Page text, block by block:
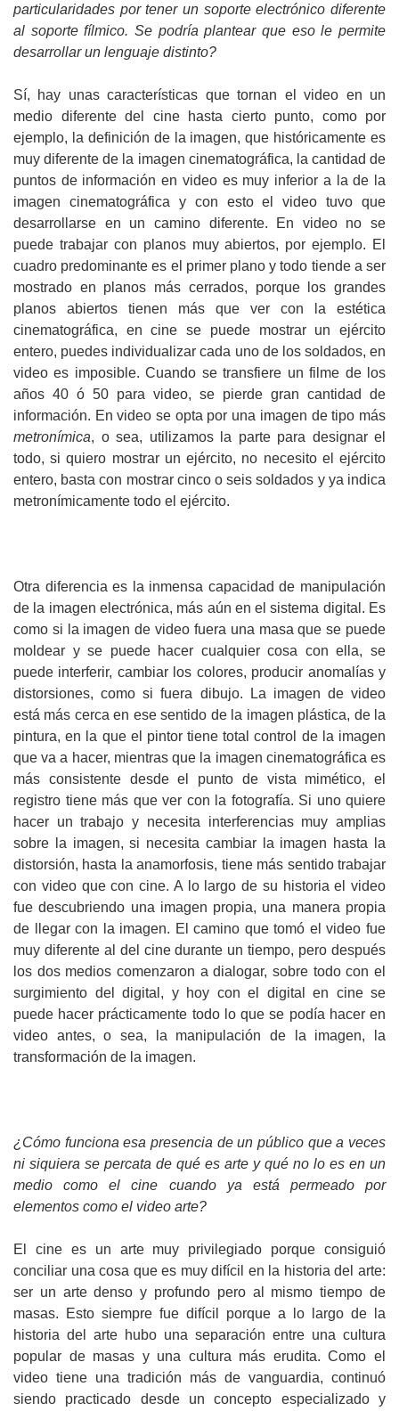
particularidades por tener un soporte electrónico diferente
al soporte fílmico. Se podría plantear que eso le permite
desarrollar un lenguaje distinto?
Sí, hay unas características que tornan el video en un
medio diferente del cine hasta cierto punto, como por
ejemplo, la definición de la imagen, que históricamente es
muy diferente de la imagen cinematográfica, la cantidad de
puntos de información en video es muy inferior a la de la
imagen cinematográfica y con esto el video tuvo que
desarrollarse en un camino diferente. En video no se
puede trabajar con planos muy abiertos, por ejemplo. El
cuadro predominante es el primer plano y todo tiende a ser
mostrado en planos más cerrados, porque los grandes
planos abiertos tienen más que ver con la estética
cinematográfica, en cine se puede mostrar un ejército
entero, puedes individualizar cada uno de los soldados, en
video es imposible. Cuando se transfiere un filme de los
años 40 ó 50 para video, se pierde gran cantidad de
información. En video se opta por una imagen de tipo más
metronímica, o sea, utilizamos la parte para designar el
todo, si quiero mostrar un ejército, no necesito el ejército
entero, basta con mostrar cinco o seis soldados y ya indica
metronímicamente todo el ejército.
Otra diferencia es la inmensa capacidad de manipulación
de la imagen electrónica, más aún en el sistema digital. Es
como si la imagen de video fuera una masa que se puede
moldear y se puede hacer cualquier cosa con ella, se
puede interferir, cambiar los colores, producir anomalías y
distorsiones, como si fuera dibujo. La imagen de video
está más cerca en ese sentido de la imagen plástica, de la
pintura, en la que el pintor tiene total control de la imagen
que va a hacer, mientras que la imagen cinematográfica es
más consistente desde el punto de vista mimético, el
registro tiene más que ver con la fotografía. Si uno quiere
hacer un trabajo y necesita interferencias muy amplias
sobre la imagen, si necesita cambiar la imagen hasta la
distorsión, hasta la anamorfosis, tiene más sentido trabajar
con video que con cine. A lo largo de su historia el video
fue descubriendo una imagen propia, una manera propia
de llegar con la imagen. El camino que tomó el video fue
muy diferente al del cine durante un tiempo, pero después
los dos medios comenzaron a dialogar, sobre todo con el
surgimiento del digital, y hoy con el digital en cine se
puede hacer prácticamente todo lo que se podía hacer en
video antes, o sea, la manipulación de la imagen, la
transformación de la imagen.
¿Cómo funciona esa presencia de un público que a veces
ni siquiera se percata de qué es arte y qué no lo es en un
medio como el cine cuando ya está permeado por
elementos como el video arte?
El cine es un arte muy privilegiado porque consiguió
conciliar una cosa que es muy difícil en la historia del arte:
ser un arte denso y profundo pero al mismo tiempo de
masas. Esto siempre fue difícil porque a lo largo de la
historia del arte hubo una separación entre una cultura
popular de masas y una cultura más erudita. Como el
video tiene una tradición más de vanguardia, continuó
siendo practicado desde un concepto especializado y